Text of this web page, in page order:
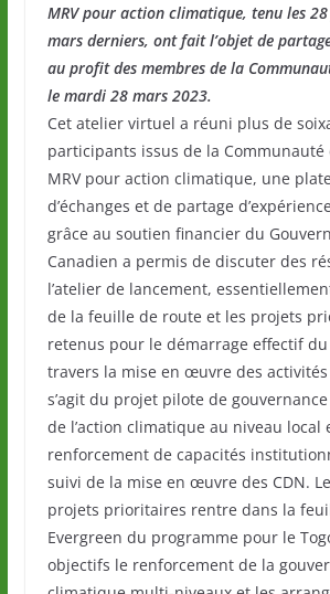
MRV pour action climatique, tenu les
mars derniers, ont fait l’objet de
au profit des membres de la
le mardi 28 mars 2023.
Cet atelier virtuel a réuni plus de
participants issus de la Communauté
MRV pour action climatique, une
d’échanges et de partage
grâce au soutien financier du
Canadien a permis de discuter des
l’atelier de lancement,
de la feuille de route et les projets
retenus pour le démarrage effectif
travers la mise en œuvre des
s’agit du projet pilote de
de l’action climatique au niveau local
renforcement de capacités
suivi de la mise en œuvre des CDN.
projets prioritaires rentre dans la
Evergreen du programme pour le
objectifs le renforcement de la